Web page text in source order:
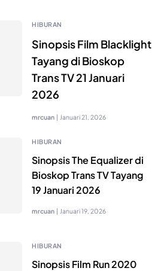
HIBURAN
Sinopsis Film Blacklight
Tayang di Bioskop
Trans TV 21 Januari
2026
mrcuan | Januari 21, 2026
HIBURAN
Sinopsis The Equalizer di
Bioskop Trans TV Tayang
19 Januari 2026
mrcuan | Januari 19, 2026
HIBURAN
Sinopsis Film Run 2020